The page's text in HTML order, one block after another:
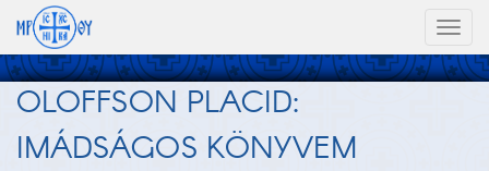
OLOFFSON PLACID:
IMÁDSÁGOS KÖNYVEM